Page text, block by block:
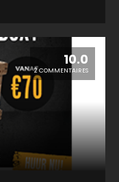
10.0
2 COMMENTAIRES